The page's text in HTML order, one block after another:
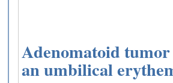
Adenomatoid
an umbilical